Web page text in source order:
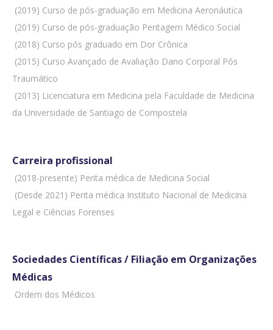
 (2019) Curso de pós-graduação em Medicina Aeronáutica
 (2019) Curso de pós-graduação Peritagem Médico Social
 (2018) Curso pós graduado em Dor Crônica
 (2015) Curso Avançado de Avaliação Dano Corporal Pós
Traumático
 (2013) Licenciatura em Medicina pela Faculdade de Medicina
da Universidade de Santiago de Compostela
Carreira profissional
 (2018-presente) Perita médica de Medicina Social
 (Desde 2021) Perita médica Instituto Nacional de Medicina
Legal e Ciências Forenses
Sociedades Científicas / Filiação em Organizações
Médicas
 Ordem dos Médicos